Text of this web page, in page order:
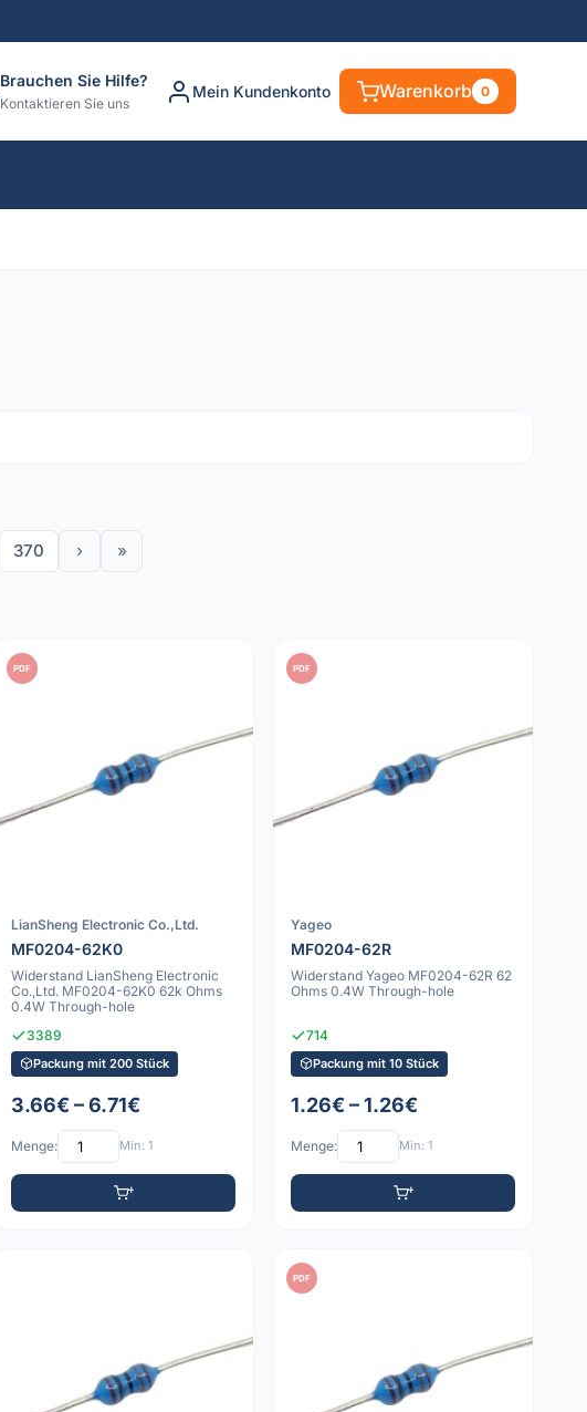
Brauchen Sie Hilfe?
Kontaktieren Sie uns
Mein Kundenkonto Warenkorb 0
370 › »
PDF
LianSheng Electronic Co.,Ltd.
MF0204-62K0
Widerstand LianSheng Electronic
Co.,Ltd. MF0204-62K0 62k Ohms
0.4W Through-hole
3389
Packung mit 200 Stück
3.66€ – 6.71€
Menge: Min: 1
PDF
Yageo
MF0204-62R
Widerstand Yageo MF0204-62R 62
Ohms 0.4W Through-hole
714
Packung mit 10 Stück
1.26€ – 1.26€
Menge: Min: 1
PDF